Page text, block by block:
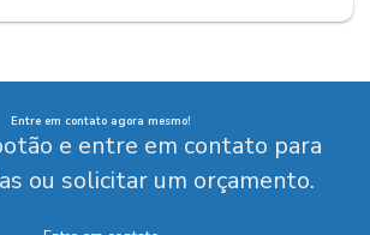
Entre em contato agora mesmo!
e entre em contato para
ou solicitar um orçamento.